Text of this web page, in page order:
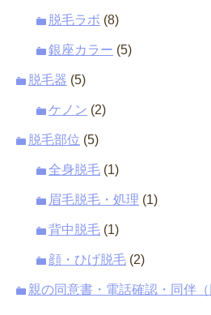
脱毛ラボ (8)
銀座カラー (5)
脱毛器 (5)
ケノン (2)
脱毛部位 (5)
全身脱毛 (1)
眉毛脱毛・処理 (1)
背中脱毛 (1)
顔・ひげ脱毛 (2)
親の同意書・電話確認・同伴（